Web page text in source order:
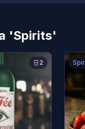
'Spirits'
2